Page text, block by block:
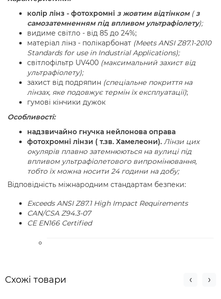
колір лінз - фотохромні з жовтим відтінком(з
самозатемненням під впливом ультрафіолету);
видиме світло - від 85 до 24%;
матеріал лінз - полікарбонат (Meets ANSI Z87.1-2010
Standards for use in Industrial Applications);
світлофільтр UV400 (максимальний захист від
ультрафіолету);
захист від подряпин (спеціальне покриття на
лінзах, яке подовжує термін їх експлуатації);
гумові кінчики дужок
Особливості:
надзвичайно гнучка нейлонова оправа
фотохромні лінзи ( т.зв. Хамелеони). Лінзи цих
окулярів плавно затемнюються на вулиці під
впливом ультрафіолетового випромінювання,
тобто їх можна носити 24 години на добу;
Відповідність міжнародним стандартам безпеки:
Exceeds ANSI Z87.1 High Impact Requirements
CAN/CSA Z94.3-07
CE EN166 Certified
Схожi товари